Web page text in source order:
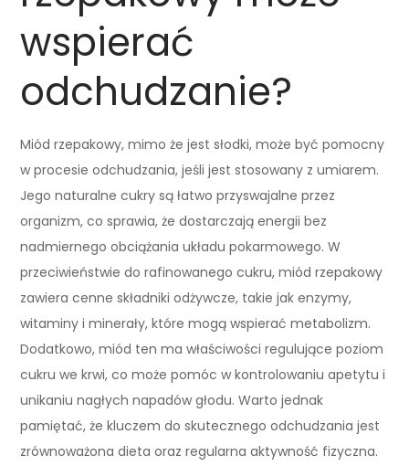
wspierać
odchudzanie?
Miód rzepakowy, mimo że jest słodki, może być pomocny
w procesie odchudzania, jeśli jest stosowany z umiarem.
Jego naturalne cukry są łatwo przyswajalne przez
organizm, co sprawia, że dostarczają energii bez
nadmiernego obciążania układu pokarmowego. W
przeciwieństwie do rafinowanego cukru, miód rzepakowy
zawiera cenne składniki odżywcze, takie jak enzymy,
witaminy i minerały, które mogą wspierać metabolizm.
Dodatkowo, miód ten ma właściwości regulujące poziom
cukru we krwi, co może pomóc w kontrolowaniu apetytu i
unikaniu nagłych napadów głodu. Warto jednak
pamiętać, że kluczem do skutecznego odchudzania jest
zrównoważona dieta oraz regularna aktywność fizyczna.